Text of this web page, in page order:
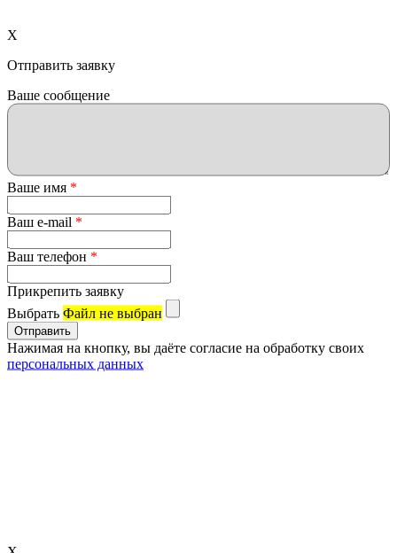
X
Отправить заявку
Ваше сообщение
Ваше имя *
Ваш e-mail *
Ваш телефон *
Прикрепить заявку
Выбрать Файл не выбран
Нажимая на кнопку, вы даёте согласие на обработку своих
персональных данных